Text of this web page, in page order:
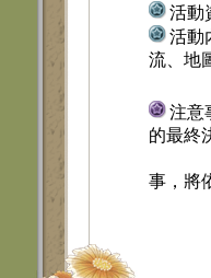
活動
活動
流、地
晴空
注意
的最終
2. 所
事，將